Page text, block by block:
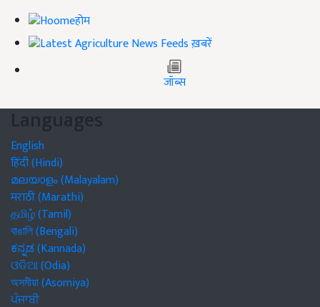
होम
ख़बरें
जॉब्स
Languages
English
हिंदी (Hindi)
മലയാളം (Malayalam)
मराठी (Marathi)
தமிழ் (Tamil)
বাঙালি (Bengali)
ಕನ್ನಡ (Kannada)
ଓଡିଆ (Odia)
অসমীয়া (Asomiya)
ਪੰਜਾਬੀ